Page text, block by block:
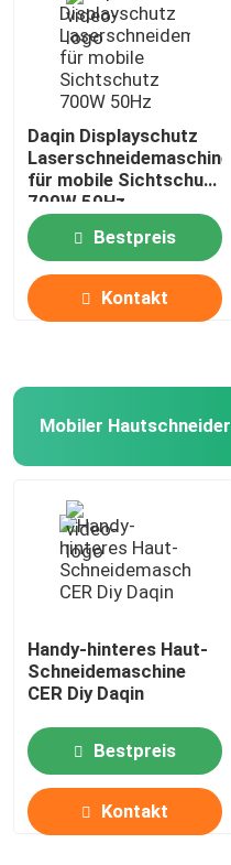
Daqin Displayschutz
Laserschneidemaschine
für mobile Sichtschutz
700W 50Hz
Bestpreis
Kontakt
Mobiler Hautschneider
Handy-hinteres Haut-
Schneidemaschine
CER Diy Daqin
Bestpreis
Kontakt